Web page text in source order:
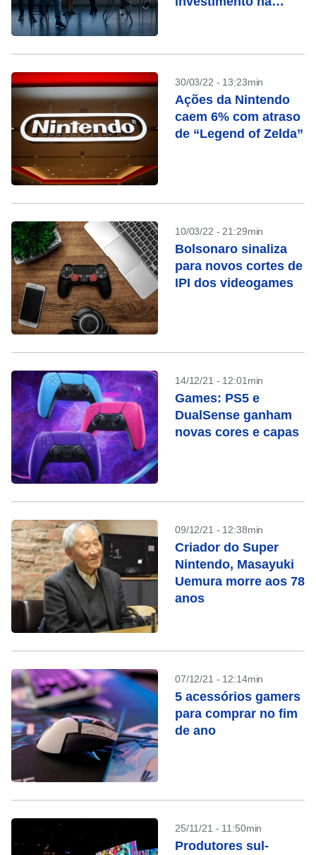
30/03/22 - 13:23min
Ações da Nintendo
caem 6% com atraso
de “Legend of Zelda”
10/03/22 - 21:29min
Bolsonaro sinaliza
para novos cortes de
IPI dos videogames
14/12/21 - 12:01min
Games: PS5 e
DualSense ganham
novas cores e capas
09/12/21 - 12:38min
Criador do Super
Nintendo, Masayuki
Uemura morre aos 78
anos
07/12/21 - 12:14min
5 acessórios gamers
para comprar no fim
de ano
25/11/21 - 11:50min
Produtores sul-